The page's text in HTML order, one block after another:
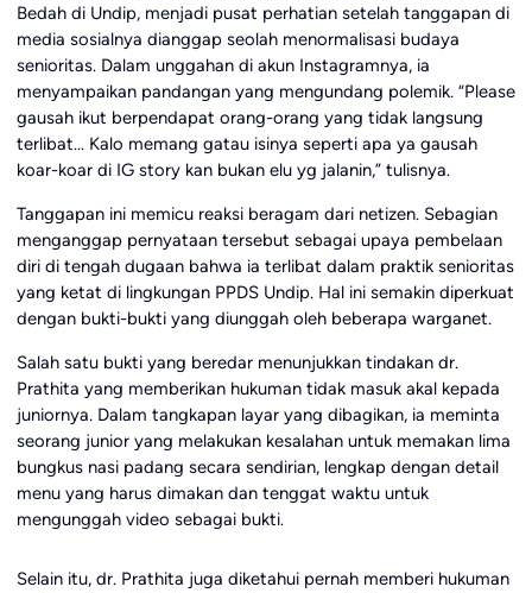
Bedah di Undip, menjadi pusat perhatian setelah tanggapan di
media sosialnya dianggap seolah menormalisasi budaya
senioritas. Dalam unggahan di akun Instagramnya, ia
menyampaikan pandangan yang mengundang polemik. “Please
gausah ikut berpendapat orang-orang yang tidak langsung
terlibat… Kalo memang gatau isinya seperti apa ya gausah
koar-koar di IG story kan bukan elu yg jalanin,” tulisnya.
Tanggapan ini memicu reaksi beragam dari netizen. Sebagian
menganggap pernyataan tersebut sebagai upaya pembelaan
diri di tengah dugaan bahwa ia terlibat dalam praktik senioritas
yang ketat di lingkungan PPDS Undip. Hal ini semakin diperkuat
dengan bukti-bukti yang diunggah oleh beberapa warganet.
Salah satu bukti yang beredar menunjukkan tindakan dr.
Prathita yang memberikan hukuman tidak masuk akal kepada
juniornya. Dalam tangkapan layar yang dibagikan, ia meminta
seorang junior yang melakukan kesalahan untuk memakan lima
bungkus nasi padang secara sendirian, lengkap dengan detail
menu yang harus dimakan dan tenggat waktu untuk
mengunggah video sebagai bukti.
Selain itu, dr. Prathita juga diketahui pernah memberi hukuman